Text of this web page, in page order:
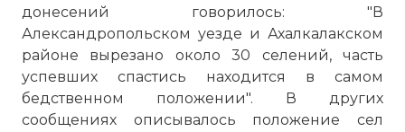
донесений говорилось: "В
Александропольском уезде и Ахалкалакском
районе вырезано около 30 селений, часть
успевших спастись находится в самом
бедственном положении". В других
сообщениях описывалось положение сел